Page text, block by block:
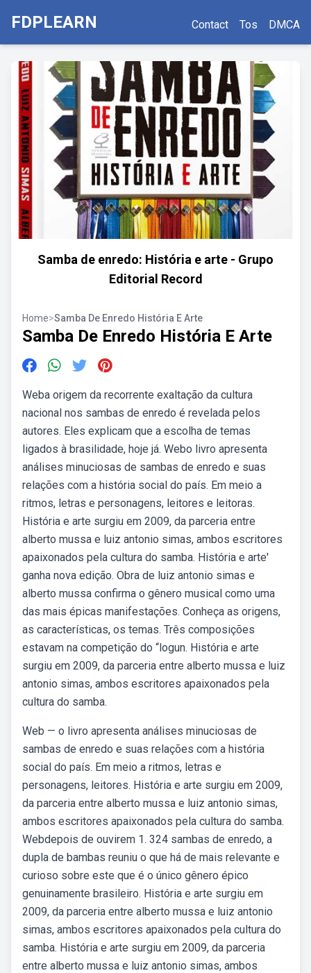
FDPLEARN Contact Tos DMCA
Samba de enredo: História e arte - Grupo
Editorial Record
Home>Samba De Enredo História E Arte
Samba De Enredo História E Arte
Weba origem da recorrente exaltação da cultura
nacional nos sambas de enredo é revelada pelos
autores. Eles explicam que a escolha de temas
ligados à brasilidade, hoje já. Webo livro apresenta
análises minuciosas de sambas de enredo e suas
relações com a história social do país. Em meio a
ritmos, letras e personagens, leitores e leitoras.
História e arte surgiu em 2009, da parceria entre
alberto mussa e luiz antonio simas, ambos escritores
apaixonados pela cultura do samba. História e arte'
ganha nova edição. Obra de luiz antonio simas e
alberto mussa confirma o gênero musical como uma
das mais épicas manifestações. Conheça as origens,
as características, os temas. Três composições
estavam na competição do “logun. História e arte
surgiu em 2009, da parceria entre alberto mussa e luiz
antonio simas, ambos escritores apaixonados pela
cultura do samba.
Web — o livro apresenta análises minuciosas de
sambas de enredo e suas relações com a história
social do país. Em meio a ritmos, letras e
personagens, leitores. História e arte surgiu em 2009,
da parceria entre alberto mussa e luiz antonio simas,
ambos escritores apaixonados pela cultura do samba.
Webdepois de ouvirem 1. 324 sambas de enredo, a
dupla de bambas reuniu o que há de mais relevante e
curioso sobre este que é o único gênero épico
genuinamente brasileiro. História e arte surgiu em
2009, da parceria entre alberto mussa e luiz antonio
simas, ambos escritores apaixonados pela cultura do
samba. História e arte surgiu em 2009, da parceria
entre alberto mussa e luiz antonio simas, ambos